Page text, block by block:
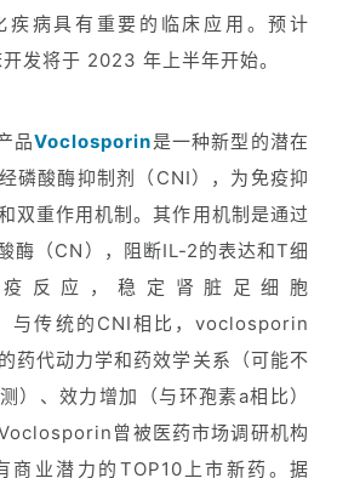
疾病具有重要的临床应用。预计
发将于 2023 年上半年开始。
品Voclosporin是一种新型的潜在
磷酸酶抑制剂（CNI），为免疫抑
双重作用机制。其作用机制是通过
酶（CN），阻断IL-2的表达和T细
反应，稳定肾脏足细胞
与传统的CNI相比，voclosporin
药代动力学和药效学关系（可能不
）、效力增加（与环孢素a相比）
曾被医药市场调研机构
商业潜力的TOP10上市新药。据